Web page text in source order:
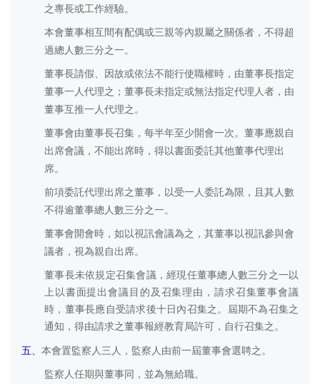
之專長或工作經驗。
本會董事相互間有配偶或三親等內親屬之關係者，不得超
過總人數三分之一。
董事長請假、因故或依法不能行使職權時，由董事長指定
董事一人代理之；董事長未指定或無法指定代理人者，由
董事互推一人代理之。
董事會由董事長召集，每半年至少開會一次。董事應親自
出席會議，不能出席時，得以書面委託其他董事代理出
席。
前項委託代理出席之董事，以受一人委託為限，且其人數
不得逾董事總人數三分之一。
董事會開會時，如以視訊會議為之，其董事以視訊參與會
議者，視為親自出席。
董事長未依規定召集會議，經現任董事總人數三分之一以
上以書面提出會議目的及召集理由，請求召集董事會議
時，董事長應自受請求後十日內召集之。屆期不為召集之
通知，得由請求之董事報經教育局許可，自行召集之。
五、 本會置監察人三人，監察人由前一屆董事會選聘之。
監察人任期與董事同，並為無給職。